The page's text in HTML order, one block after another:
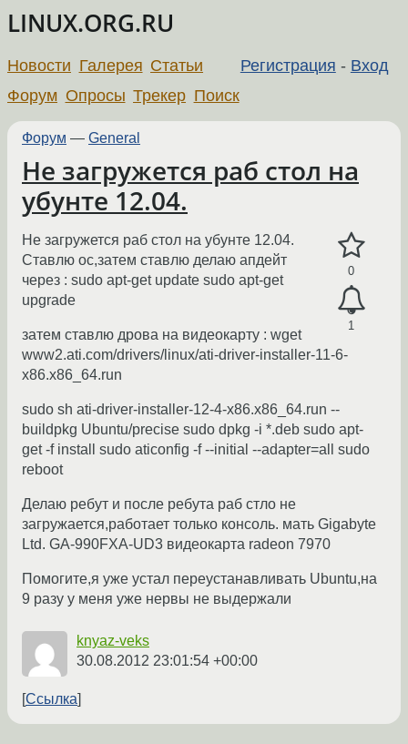
LINUX.ORG.RU
Регистрация - Вход
Новости Галерея Статьи
Форум Опросы Трекер Поиск
Форум — General
Не загружется раб стол на
убунте 12.04.
0
1
Не загружется раб стол на убунте 12.04.
Ставлю ос,затем ставлю делаю апдейт
через : sudo apt-get update sudo apt-get
upgrade
затем ставлю дрова на видеокарту : wget
www2.ati.com/drivers/linux/ati-driver-installer-11-6-
x86.x86_64.run
sudo sh ati-driver-installer-12-4-x86.x86_64.run --
buildpkg Ubuntu/precise sudo dpkg -i *.deb sudo apt-
get -f install sudo aticonfig -f --initial --adapter=all sudo
reboot
Делаю ребут и после ребута раб стло не
загружается,работает только консоль. мать Gigabyte
Ltd. GA-990FXA-UD3 видеокарта radeon 7970
Помогите,я уже устал переустанавливать Ubuntu,на
9 разу у меня уже нервы не выдержали
knyaz-veks
30.08.2012 23:01:54 +00:00
Ссылка